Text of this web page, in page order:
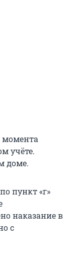
момента
учёте.
доме.
пункт «г»
наказание в
с